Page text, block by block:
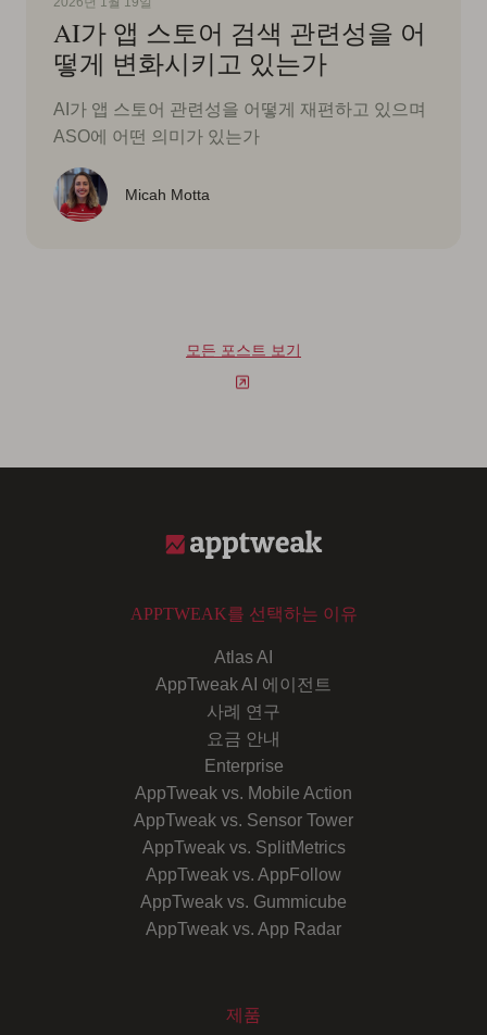
AI가 앱 스토어 검색 관련성을 어
떻게 변화시키고 있는가
AI가 앱 스토어 관련성을 어떻게 재편하고 있으며
ASO에 어떤 의미가 있는가
Micah Motta
모든 포스트 보기
APPTWEAK를 선택하는 이유
Atlas AI
AppTweak AI 에이전트
사례 연구
요금 안내
Enterprise
AppTweak vs. Mobile Action
AppTweak vs. Sensor Tower
AppTweak vs. SplitMetrics
AppTweak vs. AppFollow
AppTweak vs. Gummicube
AppTweak vs. App Radar
제품